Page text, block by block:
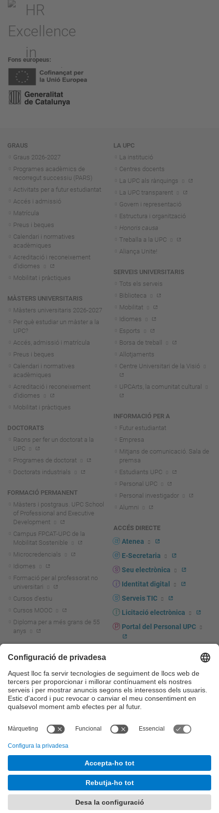
Fons europeus
Navegació
GRAUS
Graus 2026-2027
Programes acadèmics de
recorregut successiu (PARS)
Activitats per a futur estudiantat
Accés i admissió
Matrícula
Preus i beques
Calendari i normatives
acadèmiques
Acreditació i reconeixement
d'idiomes
Mobilitat i pràctiques
MÀSTERS UNIVERSITARIS
Màsters universitaris 2026-2027
Per què estudiar un màster a la
UPC?
Accés, admissió i matrícula
Preus i beques
Calendari i normatives
acadèmiques
Acreditació i reconeixement
d'idiomes
Mobilitat i pràctiques
DOCTORATS
Raons per fer un doctorat a la
UPC
Programes de doctorat
Doctorats industrials
FORMACIÓ PERMANENT
Màsters i postgraus. UPC School
of Professional and Executive
Development
Campus FPCAT-UPC de la
Mobilitat Sostenible
Microcredencials
Idiomes
Formació per al professorat no
universitari
Cursos d'estiu
Cursos MOOC
Diploma per a més grans de 55
anys
Actualitat R+D+I
La recerca a la UPC
La transferència, l'emprenedoria i
la innovació a la UPC
Foment i suport a la recerca
transferència, l'emprenedoria i la
Serveis per a empreses
LA UPC
La institució
Centres docents
La UPC als rànquings
La UPC transparent
Govern i representació
Estructura i organització
Honoris causa
Treballa a la UPC
Aliança Unite!
SERVEIS UNIVERSITARIS
Tots els serveis
Biblioteca
Mobilitat
Idiomes
Esports
Borsa de treball
Allotjaments
Centre Universitari de la Visió
UPCArts, la comunitat cultural
INFORMACIÓ PER A
Futur estudiantat
Empresa
Mitjans de comunicació. Sala de
premsa
Estudiants UPC
Personal UPC
Personal investigador
Alumni
ACCÉS DIRECTE
Atenea
E-Secretaria
Seu electrònica
Identitat digital
Serveis TIC
Licitació electrònica
Portal del Personal UPC
UPCshop, marxandatge
Sala de premsa
Seguretat i salut
Autoprotecció i emergències
© UPC Universitat Politècnica de Catalunya - BarcelonaTech
Accessibilitat